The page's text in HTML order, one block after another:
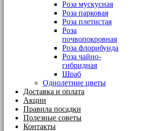
Роза мускусная
Роза парковая
Роза плетистая
Роза
почвопокровная
Роза флорибунда
Роза чайно-
гибридная
Шраб
Однолетние цветы
Доставка и оплата
Акции
Правила посадки
Полезные советы
Контакты